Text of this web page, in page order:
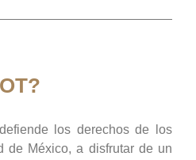
los derechos de los
de México, a disfrutar de un